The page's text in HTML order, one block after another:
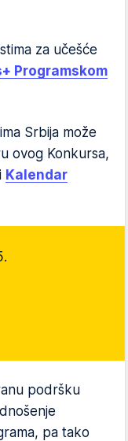
za učešće
Programskom
Srbija može
ovog Konkursa,
Kalendar
podršku
pa tako